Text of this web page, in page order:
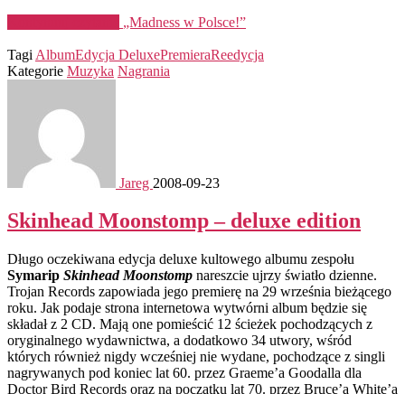
„Madness w Polsce!”
Tagi AlbumEdycja DeluxePremieraReedycja
Kategorie Muzyka Nagrania
Jareg 2008-09-23
Skinhead Moonstomp – deluxe edition
Długo oczekiwana edycja deluxe kultowego albumu zespołu
Symarip Skinhead Moonstomp nareszcie ujrzy światło dzienne.
Trojan Records zapowiada jego premierę na 29 września bieżącego
roku. Jak podaje strona internetowa wytwórni album będzie się
składał z 2 CD. Mają one pomieścić 12 ścieżek pochodzących z
oryginalnego wydawnictwa, a dodatkowo 34 utwory, wśród
których również nigdy wcześniej nie wydane, pochodzące z singli
nagrywanych pod koniec lat 60. przez Graeme’a Goodalla dla
Doctor Bird Records oraz na początku lat 70. przez Bruce’a White’a